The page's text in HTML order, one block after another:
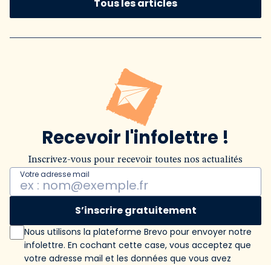
Tous les articles
Recevoir l'infolettre !
Inscrivez-vous pour recevoir toutes nos actualités
Votre adresse mail
S’inscrire gratuitement
Nous utilisons la plateforme Brevo pour envoyer notre
infolettre. En cochant cette case, vous acceptez que
votre adresse mail et les données que vous avez